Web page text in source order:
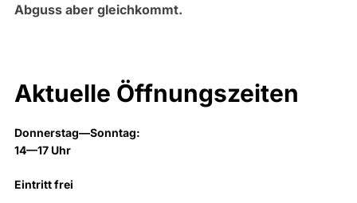
Abguss aber gleichkommt.
Aktuelle Öffnungszeiten
Donnerstag—Sonntag:
14—17 Uhr
Eintritt frei